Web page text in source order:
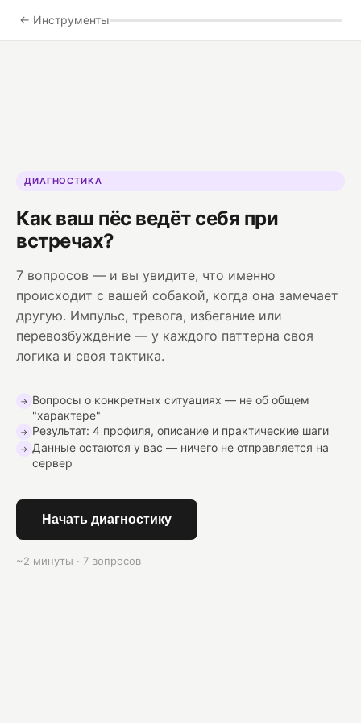
← Инструменты
ДИАГНОСТИКА
Как ваш пёс ведёт себя при
встречах?
7 вопросов — и вы увидите, что именно
происходит с вашей собакой, когда она замечает
другую. Импульс, тревога, избегание или
перевозбуждение — у каждого паттерна своя
логика и своя тактика.
→ Вопросы о конкретных ситуациях — не об общем
"характере"
→ Результат: 4 профиля, описание и практические шаги
→ Данные остаются у вас — ничего не отправляется на
сервер
Начать диагностику
~2 минуты · 7 вопросов